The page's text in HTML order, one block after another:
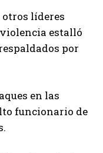
otros líderes
estalló
por
en las
funcionario de